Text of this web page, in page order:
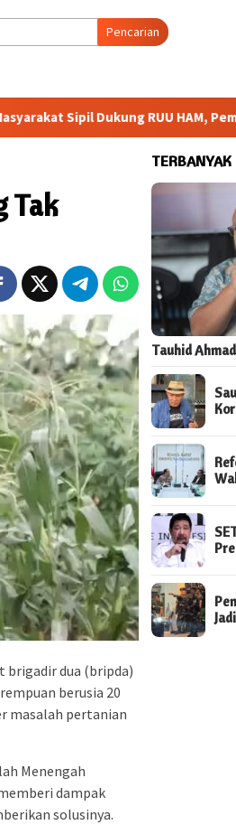
Pencarian
Dukung RUU HAM, Pemerintah
Tak
brigadir dua (bripda)
berusia 20
masalah pertanian
Menengah
dampak
solusinya.
TERBANYAK
Tauhid